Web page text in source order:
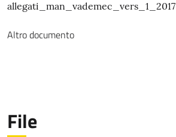
allegati_man_vademec_vers_1_2017
Altro documento
File